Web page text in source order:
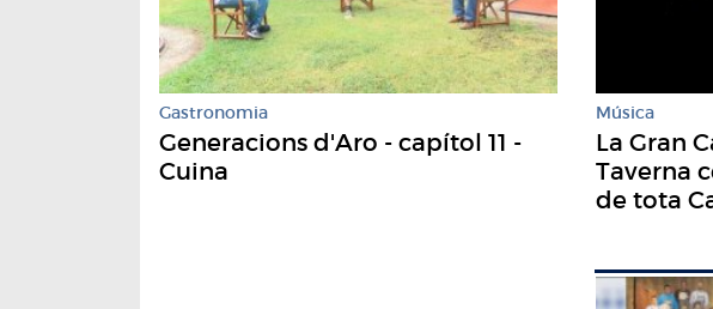
Gastronomia
Generacions d'Aro - capítol 11 -
Cuina
Música
La Gran
Taverna
de tota